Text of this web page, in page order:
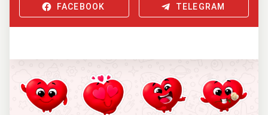
FACEBOOK TELEGRAM